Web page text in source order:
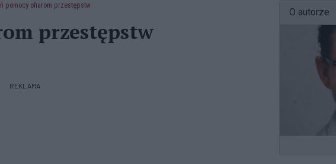
pomocy ofiarom przestępstw
przestępstw
REKLAMA
O autorze